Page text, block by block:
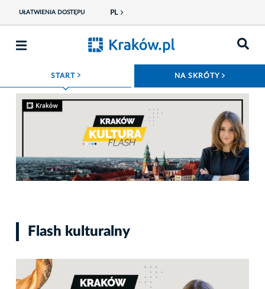
UŁATWIENIA DOSTĘPU PL
START ROZWIŃ MENU NA SKRÓTY
Flash kulturalny